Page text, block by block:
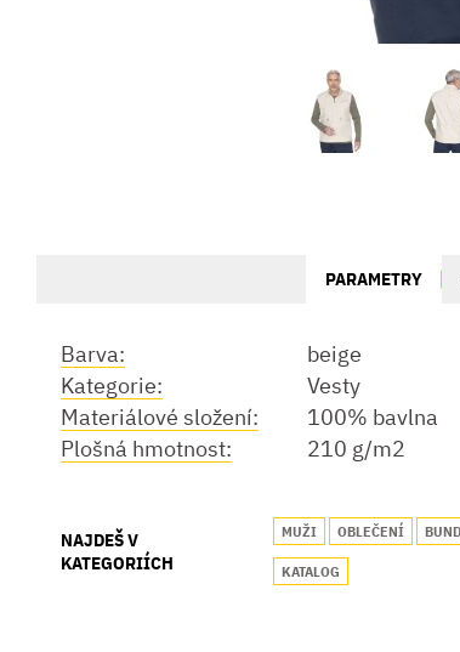
PARAMETRY
Barva:
beige
Kategorie:
Vesty
Materiálové složení:
100% bavlna
Plošná hmotnost:
210 g/m2
NAJDEŠ V
KATEGORIÍCH
MUŽI OBLEČENÍ
KATALOG